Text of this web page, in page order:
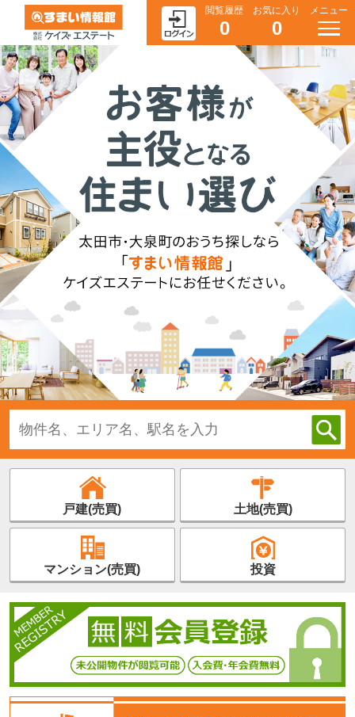
閲覧履歴
0
お気に入り
0
メニュー
戸建(売買) 土地(売買)
マンション(売買) 投資